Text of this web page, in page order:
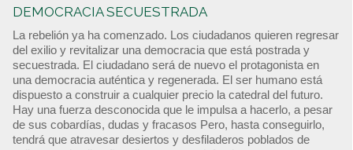
DEMOCRACIA SECUESTRADA
La rebelión ya ha comenzado. Los ciudadanos quieren regresar
del exilio y revitalizar una democracia que está postrada y
secuestrada. El ciudadano será de nuevo el protagonista en
una democracia auténtica y regenerada. El ser humano está
dispuesto a construir a cualquier precio la catedral del futuro.
Hay una fuerza desconocida que le impulsa a hacerlo, a pesar
de sus cobardías, dudas y fracasos Pero, hasta conseguirlo,
tendrá que atravesar desiertos y desfiladeros poblados de